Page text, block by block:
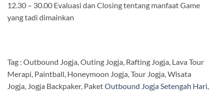
12.30 – 30.00 Evaluasi dan Closing tentang manfaat Game
yang tadi dimainkan
Tag : Outbound Jogja, Outing Jogja, Rafting Jogja, Lava Tour
Merapi, Paintball, Honeymoon Jogja, Tour Jogja, Wisata
Jogja, Jogja Backpaker, PaketOutbound Jogja Setengah Hari,